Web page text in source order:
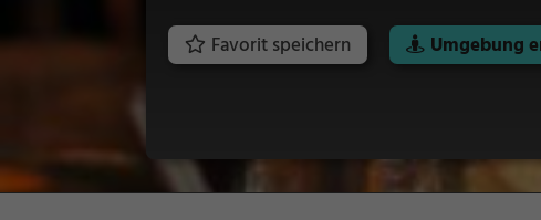
Favorit speichern Umgebung